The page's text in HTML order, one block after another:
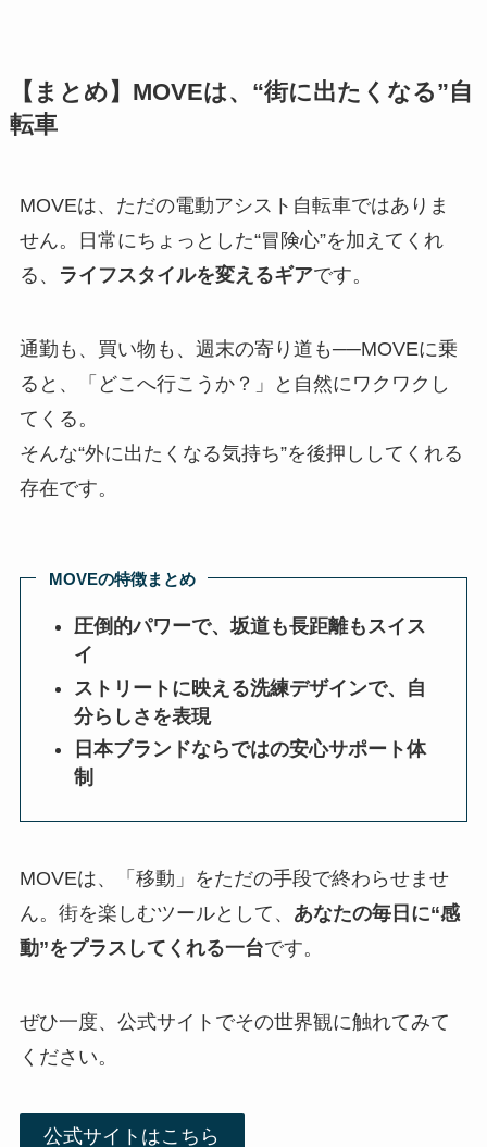
【まとめ】MOVEは、“街に出たくなる”自
転車
MOVEは、ただの電動アシスト自転車ではありま
せん。日常にちょっとした“冒険心”を加えてくれ
る、
ライフスタイルを変えるギアです。
通勤も、買い物も、週末の寄り道も──MOVEに乗
ると、「どこへ行こうか？」と自然にワクワクし
てくる。
そんな“外に出たくなる気持ち”を後押ししてくれる
存在です。
MOVEの特徴まとめ
圧倒的パワーで、坂道も長距離もスイス
イ
ストリートに映える洗練デザインで、自
分らしさを表現
日本ブランドならではの安心サポート体
制
MOVEは、「移動」をただの手段で終わらせませ
ん。街を楽しむツールとして、 あなたの毎日に“感
動”をプラスしてくれる一台です。
ぜひ一度、公式サイトでその世界観に触れてみて
ください。
公式サイトはこちら